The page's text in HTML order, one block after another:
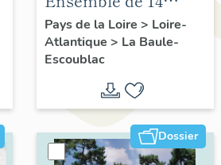
tableaux : chemin de
croix, église
paroissiale Notre-
Dame-de-Lourdes de
La Baule
Pays de la Loire > Loire-
Atlantique > La Baule-
Escoublac
Dossier